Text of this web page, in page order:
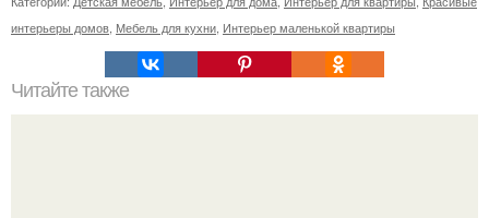
интерьеры домов Мебель для кухни Интерьер маленькой квартиры
Читайте также